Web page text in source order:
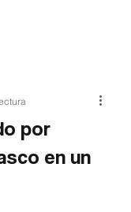
por
en un